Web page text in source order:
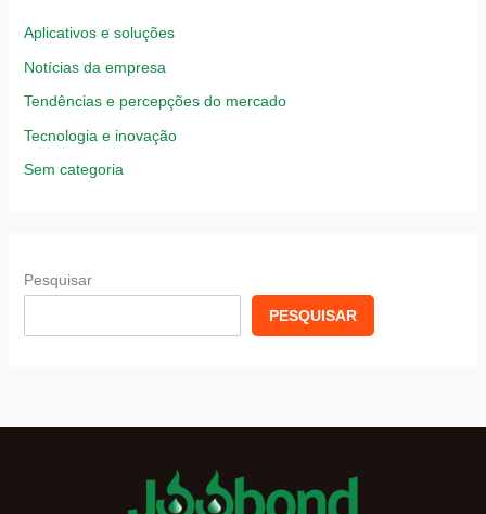
Aplicativos e soluções
Notícias da empresa
Tendências e percepções do mercado
Tecnologia e inovação
Sem categoria
Pesquisar
PESQUISAR